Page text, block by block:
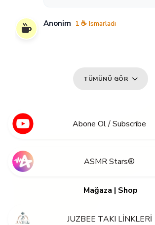
Anonim 1 ☕ Ismarladı
TÜMÜNÜ GÖR
Abone Ol / Subscribe
ASMR Stars®
Mağaza | Shop
JUZBEE TAKI LİNKLERİ